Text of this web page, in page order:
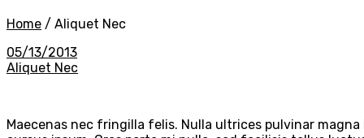
Home / Aliquet Nec
05/13/2013
Aliquet Nec
Maecenas nec fringilla felis. Nulla ultrices pulvinar